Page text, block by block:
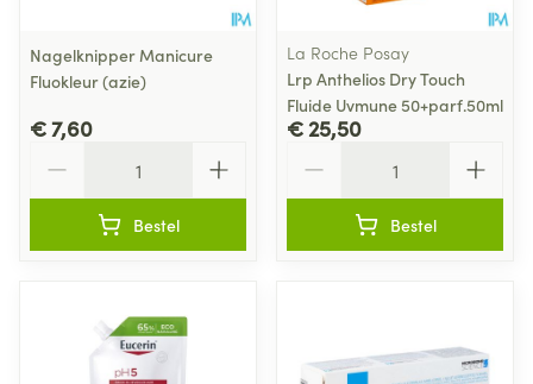
Nagelknipper Manicure
Fluokleur (azie)
€ 7,60
Bestel
La Roche Posay
Lrp Anthelios Dry Touch
Fluide Uvmune 50+parf.50ml
€ 25,50
Bestel